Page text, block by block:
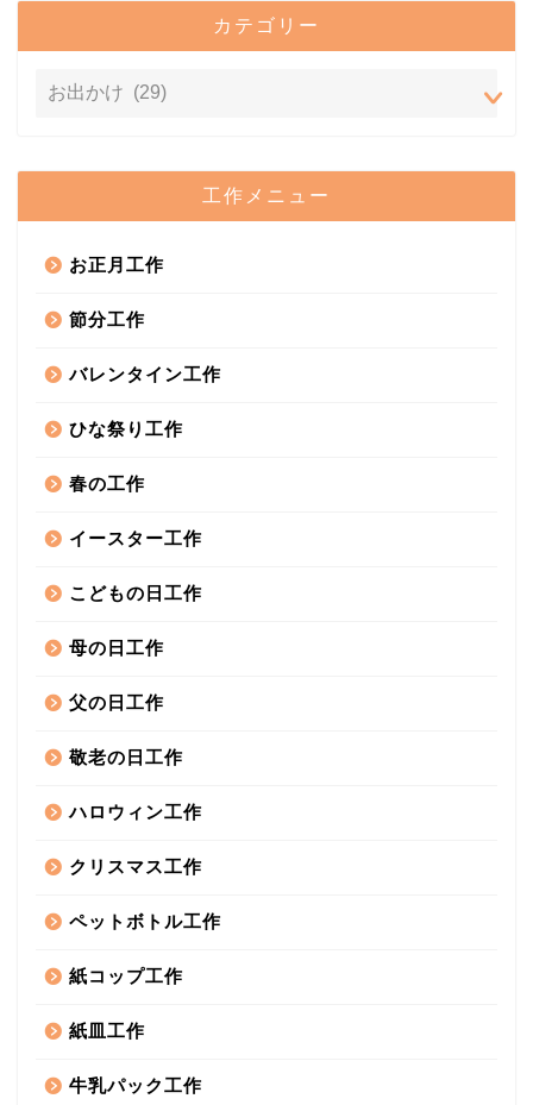
カテゴリー
工作メニュー
お正月工作
節分工作
バレンタイン工作
ひな祭り工作
春の工作
イースター工作
こどもの日工作
母の日工作
父の日工作
敬老の日工作
ハロウィン工作
クリスマス工作
ペットボトル工作
紙コップ工作
紙皿工作
牛乳パック工作